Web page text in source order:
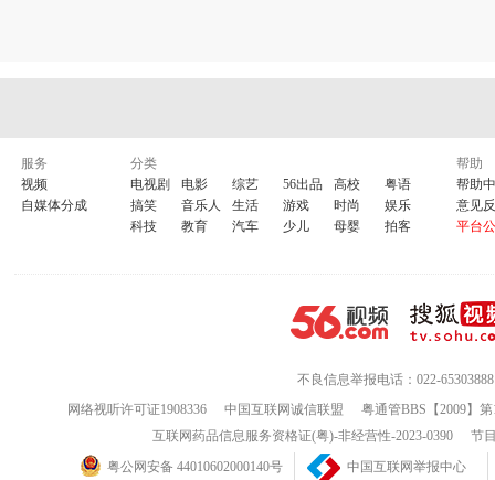
服务
视频
自媒体分成
分类
电视剧
电影 综艺 56出品 高校
粤语
搞笑
音乐人 生活 游戏 时尚
娱乐
科技
教育 汽车 少儿 母婴 拍客
帮助
帮助
意见
平台
不良信息举报电话：022-65303888
网络视听许可证1908336
中国互联网诚信联盟
粤通管BBS【2009】
互联网药品信息服务资格证(粤)-非经营性-2023-0390
节
粤公网安备 44010602000140号
中国互联网举报中心